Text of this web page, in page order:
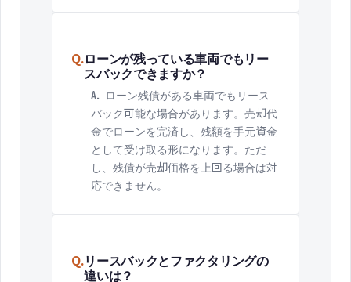
Q.ローンが残っている車両でもリー
スバックできますか？
A.
ローン残債がある車両でもリース
バック可能な場合があります。売却代
金でローンを完済し、残額を手元資金
として受け取る形になります。ただ
し、残債が売却価格を上回る場合は対
応できません。
Q.リースバックとファクタリングの
違いは？